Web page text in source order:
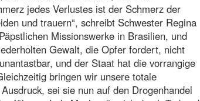
jedes Verlustes ist der Schmerz der
und trauern“, schreibt Schwester Regina
Missionswerke in Brasilien, und
Gewalt, die Opfer fordert, nicht
und der Staat hat die vorrangige
bringen wir unsere totale
sei sie nun auf den Drogenhandel